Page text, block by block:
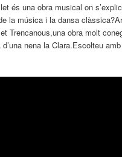
és una obra musical on
la música i la dansa
Trencanous,una obra molt
nena la Clara.Escolteu